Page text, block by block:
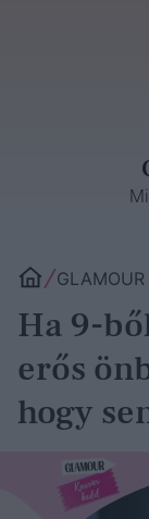
Ha 9-
erős
hogy